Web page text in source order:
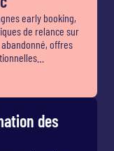
early booking,
de relance sur
offres
des